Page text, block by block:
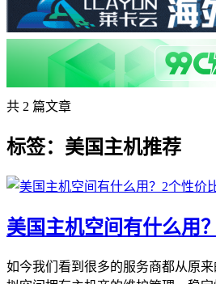
共 2 篇文章
标签：美国主机推荐
美国主机空间有什么用
如今我们看到很多的服务商都从原